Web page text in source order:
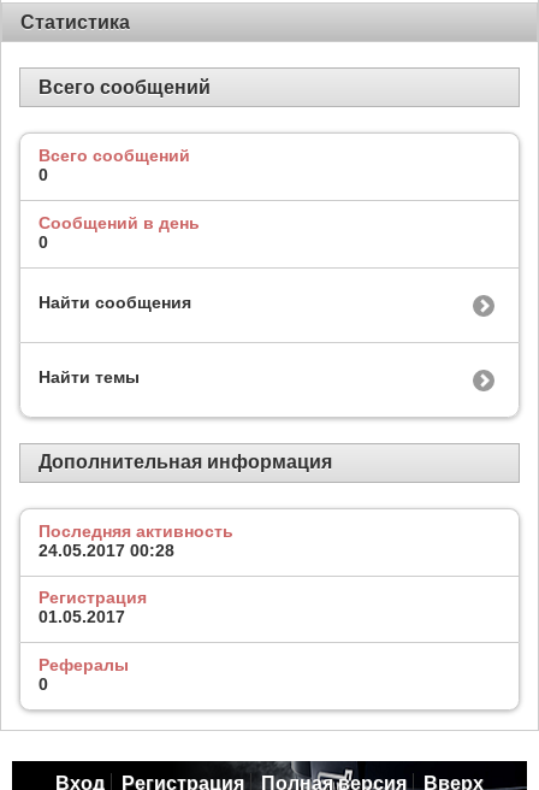
Статистика
Всего сообщений
Всего сообщений
0
Сообщений в день
0
Найти сообщения
Найти темы
Дополнительная информация
Последняя активность
24.05.2017 00:28
Регистрация
01.05.2017
Рефералы
0
Вход Регистрация Полная версия Вверх